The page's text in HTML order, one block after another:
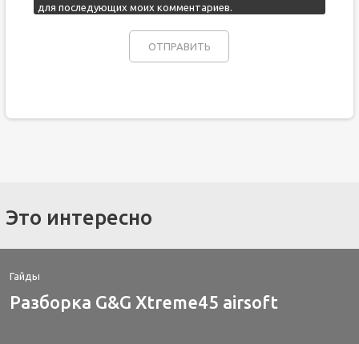
для последующих моих комментариев.
Это интересно
Гайды
Разборка G&G Xtreme45 airsoft